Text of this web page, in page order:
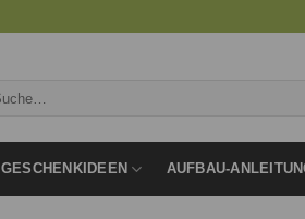
GESCHENKIDEEN AUFBAU-